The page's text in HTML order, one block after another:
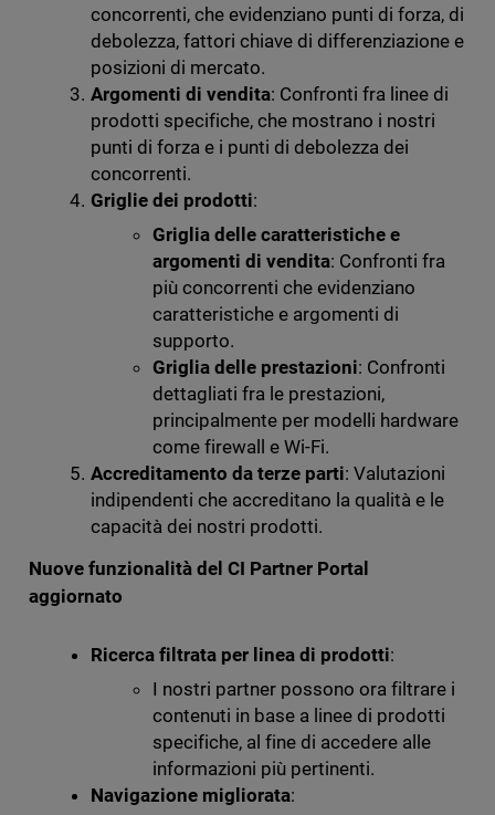
concorrenti, che evidenziano punti di forza, di
debolezza, fattori chiave di differenziazione e
posizioni di mercato.
Argomenti di vendita: Confronti fra linee di
prodotti specifiche, che mostrano i nostri
punti di forza e i punti di debolezza dei
concorrenti.
Griglie dei prodotti:
Griglia delle caratteristiche e
argomenti di vendita: Confronti fra
più concorrenti che evidenziano
caratteristiche e argomenti di
supporto.
Griglia delle prestazioni: Confronti
dettagliati fra le prestazioni,
principalmente per modelli hardware
come firewall e Wi-Fi.
Accreditamento da terze parti: Valutazioni
indipendenti che accreditano la qualità e le
capacità dei nostri prodotti.
Nuove funzionalità del CI Partner Portal
aggiornato
Ricerca filtrata per linea di prodotti:
I nostri partner possono ora filtrare i
contenuti in base a linee di prodotti
specifiche, al fine di accedere alle
informazioni più pertinenti.
Navigazione migliorata: